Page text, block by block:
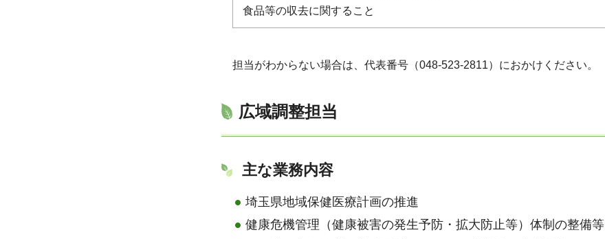
食品等の収去に関すること
担当がわからない場合は、代表番号（048-523-2811）におかけください。
広域調整担当
主な業務内容
埼玉県地域保健医療計画の推進
健康危機管理（健康被害の発生予防・拡大防止等）体制の整備等